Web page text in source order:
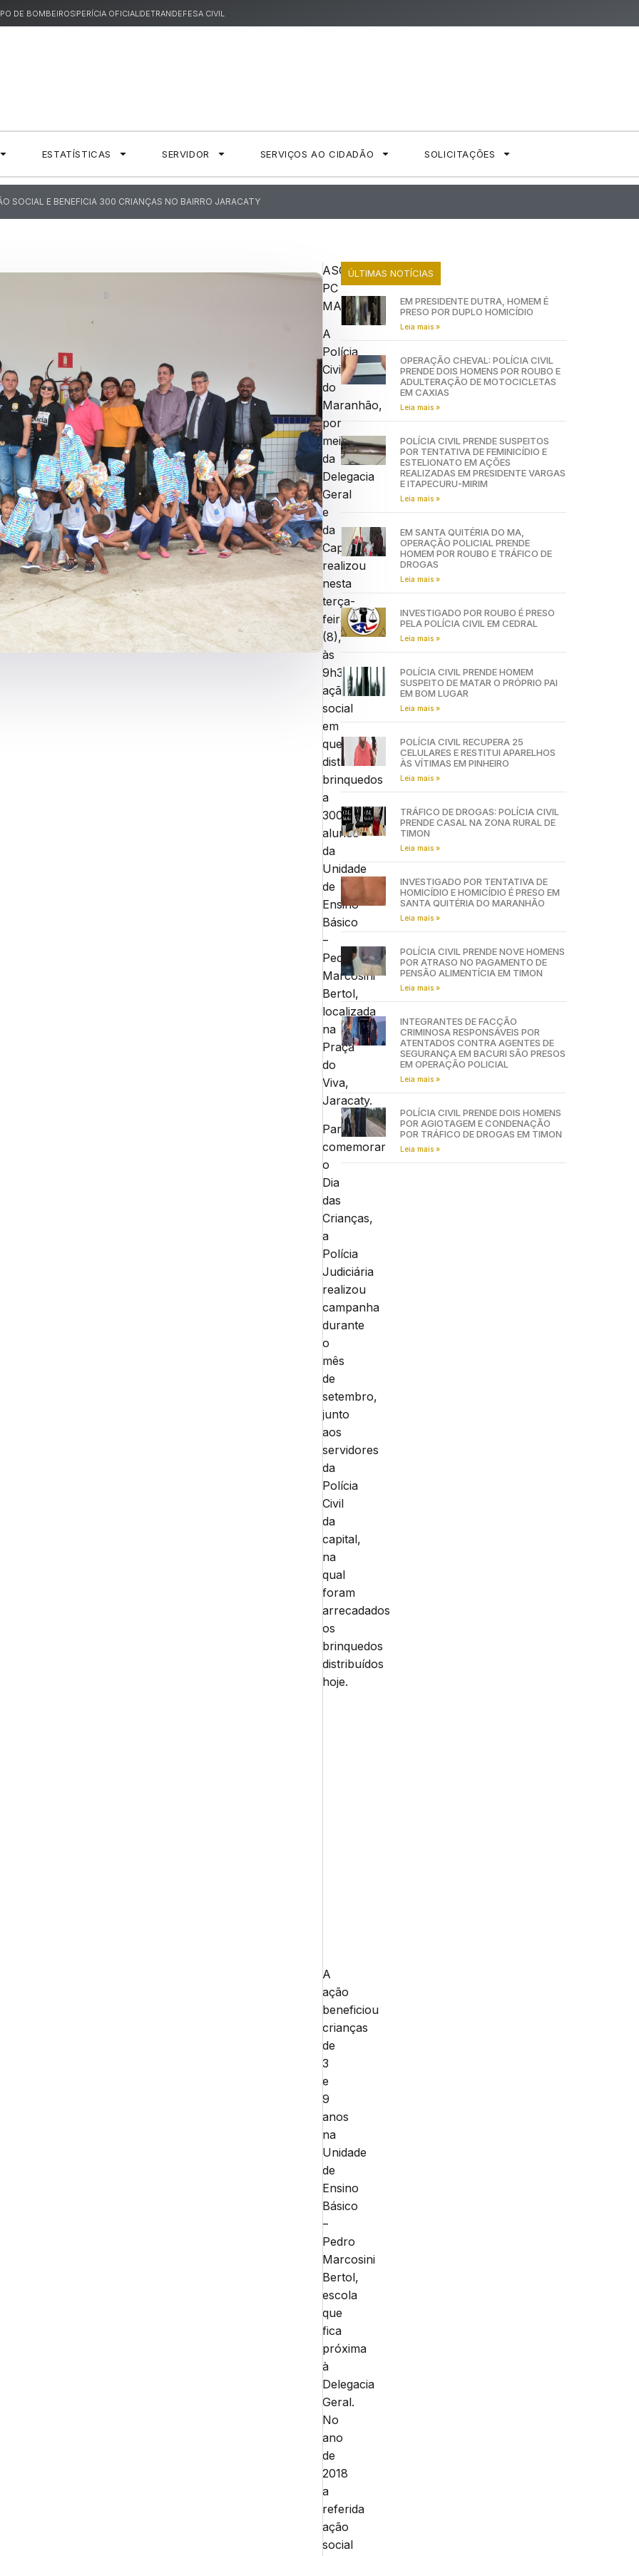
DE BOMBEIROSPERÍCIA OFICIALDETRANDEFESA CIVIL
ESTATÍSTICAS SERVIDOR SERVIÇOS AO CIDADÃO SOLICITAÇÕES
SOCIAL E BENEFICIA 300 CRIANÇAS NO BAIRRO JARACATY
ASCOM
PC
MA
A
Polícia
Civil
do
Maranhão,
por
meio
da
Delegacia
Geral
e
da
Capelania,
realizou
nesta
terça-
feira
(8),
às
9h30,
ação
social
em
que
distribuiu
brinquedos
a
300
alunos
da
Unidade
de
Ensino
Básico
–
Pedro
Marcosini
Bertol,
localizada
na
Praça
do
Viva,
Jaracaty.
Para
comemorar
o
Dia
das
Crianças,
a
Polícia
Judiciária
realizou
campanha
durante
o
mês
de
setembro,
junto
aos
servidores
da
Polícia
Civil
da
capital,
na
qual
foram
arrecadados
os
brinquedos
distribuídos
hoje.
A
ação
beneficiou
crianças
de
3
e
9
anos
na
Unidade
de
Ensino
Básico
–
Pedro
Marcosini
Bertol,
escola
que
fica
próxima
à
Delegacia
Geral.
No
ano
de
2018
a
referida
ação
social
ÚLTIMAS NOTÍCIAS
EM PRESIDENTE DUTRA, HOMEM É
PRESO POR DUPLO HOMICÍDIO
Leia mais »
OPERAÇÃO CHEVAL: POLÍCIA CIVIL
PRENDE DOIS HOMENS POR ROUBO E
ADULTERAÇÃO DE MOTOCICLETAS
EM CAXIAS
Leia mais »
POLÍCIA CIVIL PRENDE SUSPEITOS
POR TENTATIVA DE FEMINICÍDIO E
ESTELIONATO EM AÇÕES
REALIZADAS EM PRESIDENTE VARGAS
E ITAPECURU-MIRIM
Leia mais »
EM SANTA QUITÉRIA DO MA,
OPERAÇÃO POLICIAL PRENDE
HOMEM POR ROUBO E TRÁFICO DE
DROGAS
Leia mais »
INVESTIGADO POR ROUBO É PRESO
PELA POLÍCIA CIVIL EM CEDRAL
Leia mais »
POLÍCIA CIVIL PRENDE HOMEM
SUSPEITO DE MATAR O PRÓPRIO PAI
EM BOM LUGAR
Leia mais »
POLÍCIA CIVIL RECUPERA 25
CELULARES E RESTITUI APARELHOS
ÀS VÍTIMAS EM PINHEIRO
Leia mais »
TRÁFICO DE DROGAS: POLÍCIA CIVIL
PRENDE CASAL NA ZONA RURAL DE
TIMON
Leia mais »
INVESTIGADO POR TENTATIVA DE
HOMICÍDIO E HOMICÍDIO É PRESO EM
SANTA QUITÉRIA DO MARANHÃO
Leia mais »
POLÍCIA CIVIL PRENDE NOVE HOMENS
POR ATRASO NO PAGAMENTO DE
PENSÃO ALIMENTÍCIA EM TIMON
Leia mais »
INTEGRANTES DE FACÇÃO
CRIMINOSA RESPONSÁVEIS POR
ATENTADOS CONTRA AGENTES DE
SEGURANÇA EM BACURI SÃO PRESOS
EM OPERAÇÃO POLICIAL
Leia mais »
POLÍCIA CIVIL PRENDE DOIS HOMENS
POR AGIOTAGEM E CONDENAÇÃO
POR TRÁFICO DE DROGAS EM TIMON
Leia mais »